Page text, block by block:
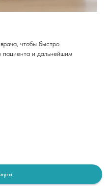
чтобы быстро
пациента и дальнейшим